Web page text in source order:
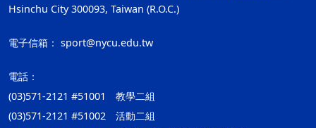
Hsinchu City 300093, Taiwan (R.O.C.)
電子信箱： sport@nycu.edu.tw
電話：
(03)571-2121 #51001 教學二組
(03)571-2121 #51002 活動二組